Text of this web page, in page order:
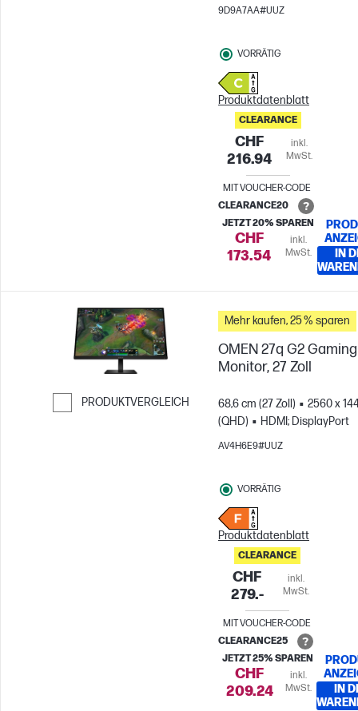
9D9A7AA#UUZ
VORRÄTIG
Produktdatenblatt
CLEARANCE
CHF
216.94
inkl.
MwSt.
MIT VOUCHER-CODE
CLEARANCE20
JETZT 20% SPAREN
CHF
173.54
inkl.
MwSt.
IN
PRODUKTVERGLEICH
Weiter zum Vergleichen
Mehr kaufen, 25 % sparen
OMEN 27q G2 Gaming
Monitor, 27 Zoll
68,6 cm (27 Zoll)
2560 x
(QHD)
HDMI; DisplayPort
AV4H6E9#UUZ
VORRÄTIG
Produktdatenblatt
CLEARANCE
CHF
279.-
inkl.
MwSt.
MIT VOUCHER-CODE
CLEARANCE25
JETZT 25% SPAREN
CHF
209.24
inkl.
MwSt.
IN